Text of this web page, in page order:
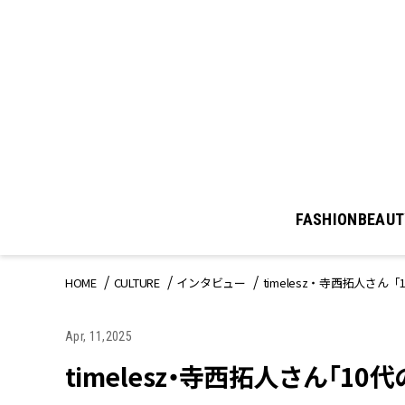
FASHION
HOME CULTURE インタビュー timelesz・寺西拓人さん「
Apr, 11,2025
timelesz・寺西拓人さん「10